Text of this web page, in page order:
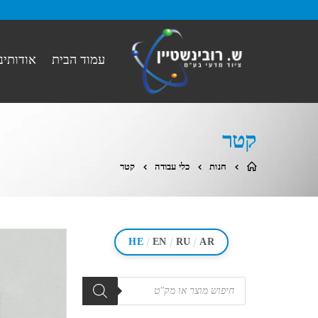
עמוד הבית
קטר
חנות כלי עבודה קטר
HE / EN / RU / AR
מוצרים
search